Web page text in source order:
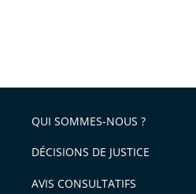
QUI SOMMES-NOUS ?
DÉCISIONS DE JUSTICE
AVIS CONSULTATIFS